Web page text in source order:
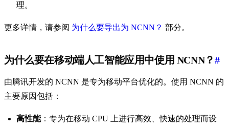
理。
更多详情，请参阅 为什么要导出为 NCNN？ 部分。
为什么要在移动端人工智能应用中使用 NCNN？#
由腾讯开发的 NCNN 是专为移动平台优化的。使用 NCNN 的
主要原因包括：
高性能：专为在移动 CPU 上进行高效、快速的处理而设